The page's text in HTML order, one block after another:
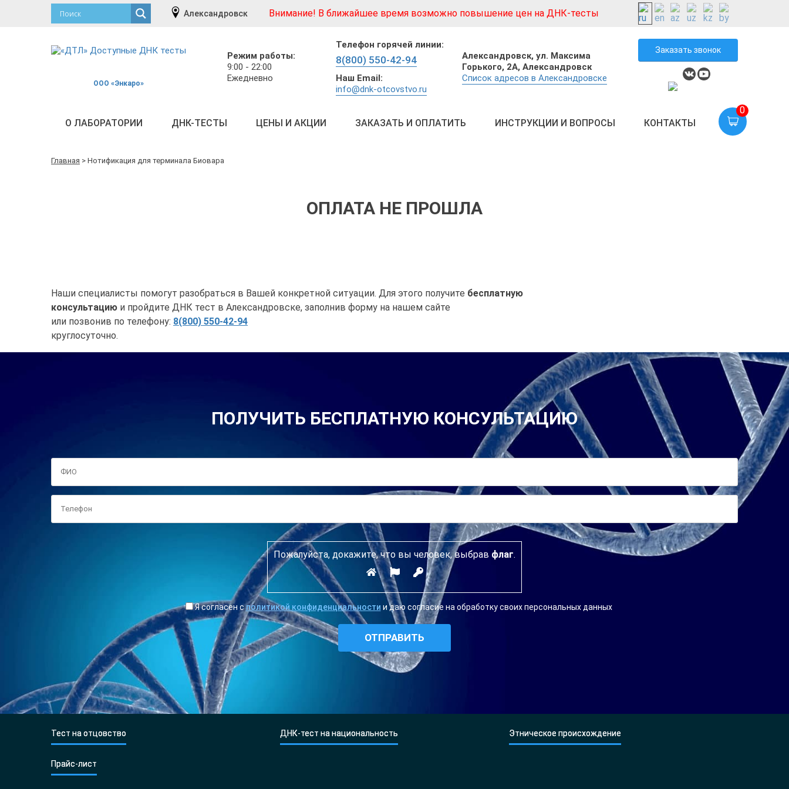
Александровск Внимание! В ближайшее время возможно повышение цен на ДНК-тесты
ООО «Энкаро»
Режим работы:
9:00 - 22:00
Ежедневно
Телефон горячей линии:
8(800) 550-42-94
Наш Email:
info@dnk-otcovstvo.ru
Александровск, ул. Максима
Горького, 2А, Александровск
Список адресов в Александровске
Заказать звонок
О ЛАБОРАТОРИИ ДНК-ТЕСТЫ ЦЕНЫ И АКЦИИ ЗАКАЗАТЬ И ОПЛАТИТЬ ИНСТРУКЦИИ И ВОПРОСЫ КОНТАКТЫ
0
Главная > Нотификация для терминала Биовара
ОПЛАТА НЕ ПРОШЛА
Наши специалисты помогут разобраться в Вашей конкретной ситуации. Для этого получите бесплатную
консультацию и пройдите ДНК тест в Александровске, заполнив форму на нашем сайте
или позвонив по телефону: 8(800) 550-42-94
круглосуточно.
ПОЛУЧИТЬ БЕСПЛАТНУЮ КОНСУЛЬТАЦИЮ
Пожалуйста, докажите, что вы человек, выбрав флаг.
Я согласен сполитикой конфиденциальности и даю согласие на обработку своих персональных данных
Тест на отцовство ДНК-тест на национальность Этническое происхождение
Прайс-лист